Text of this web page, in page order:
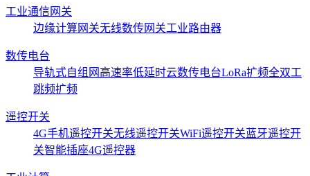
工业通信网关
边缘计算网关无线数传网关工业路由器
数传电台
导轨式自组网 高速率低延时云数传电台LoRa扩频全双工
跳频扩频
遥控开关
4G手机遥控开关无线遥控开关WiFi遥控开关蓝牙遥控开
关智能插座4G遥控器